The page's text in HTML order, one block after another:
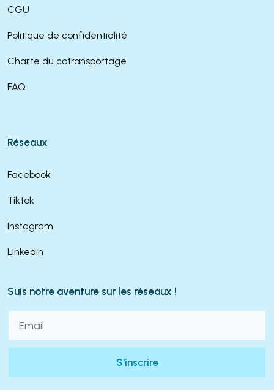
CGU
Politique de confidentialité
Charte du cotransportage
FAQ
Réseaux
Facebook
Tiktok
Instagram
Linkedin
Suis notre aventure sur les réseaux !
S'inscrire